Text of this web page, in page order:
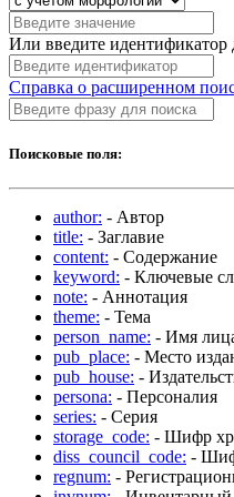
Или введите
Справка о расширенном
Поисковые поля:
author: - Автор
title: - Заглавие
content: - Содержание
keyword: - Ключевые
note: - Аннотация
theme: - Тема
person_name: - Имя
pub_place: - Место
pub_house: -
persona: - Персоналия
series: - Серия
storage_code: - Шифр
diss_council_code: -
regnum: -